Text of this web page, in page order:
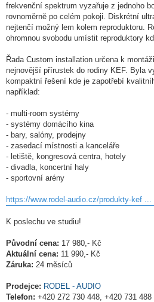
frekvenční spektrum vyzařuje z jednoho
rovnoměrně po celém pokoji. Diskrétní
nejtenčí možný lem kolem reproduktoru.
ohromnou svobodu umístit reproduktory
Řada Custom installation určena k
nejnovější přírustek do rodiny KEF. Byla
kompaktní řešení kde je zapotřebí
například:
- multi-room systémy
- systémy domácího kina
- bary, salóny, prodejny
- zasedací místnosti a kanceláře
- letiště, kongresová centra, hotely
- divadla, koncertní haly
- sportovní arény
https://www.rodel-audio.cz/produkty-kef ...
K poslechu ve studiu!
Původní cena: 17 980,- Kč
Aktuální cena: 11 990,- Kč
Záruka: 24 měsíců
Prodejce: RODEL - AUDIO
Telefon: +420 272 730 448, +420 731 488